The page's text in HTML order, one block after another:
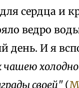
сердца и
ведро
день. И я
своей"(